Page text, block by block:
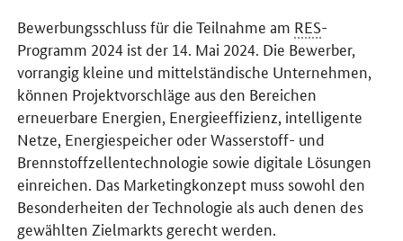
Bewerbungsschluss für die Teilnahme am RES-
Programm 2024 ist der 14. Mai 2024. Die Bewerber,
vorrangig kleine und mittelständische Unternehmen,
können Projektvorschläge aus den Bereichen
erneuerbare Energien, Energieeffizienz, intelligente
Netze, Energiespeicher oder Wasserstoff- und
Brennstoffzellentechnologie sowie digitale Lösungen
einreichen. Das Marketingkonzept muss sowohl den
Besonderheiten der Technologie als auch denen des
gewählten Zielmarkts gerecht werden.